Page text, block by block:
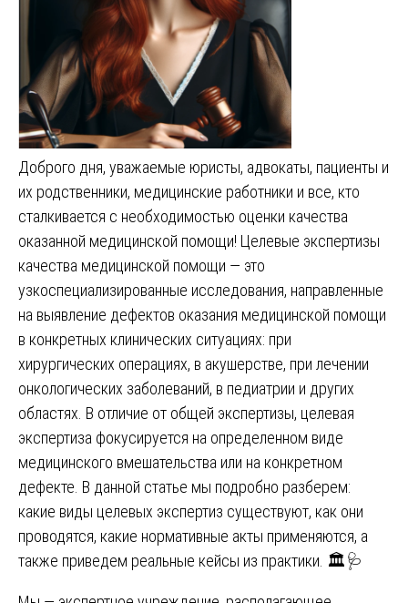
Доброго дня, уважаемые юристы, адвокаты, пациенты и
их родственники, медицинские работники и все, кто
сталкивается с необходимостью оценки качества
оказанной медицинской помощи! Целевые экспертизы
качества медицинской помощи — это
узкоспециализированные исследования, направленные
на выявление дефектов оказания медицинской помощи
в конкретных клинических ситуациях: при
хирургических операциях, в акушерстве, при лечении
онкологических заболеваний, в педиатрии и других
областях. В отличие от общей экспертизы, целевая
экспертиза фокусируется на определенном виде
медицинского вмешательства или на конкретном
дефекте. В данной статье мы подробно разберем:
какие виды целевых экспертиз существуют, как они
проводятся, какие нормативные акты применяются, а
также приведем реальные кейсы из практики. 🏛️🩺